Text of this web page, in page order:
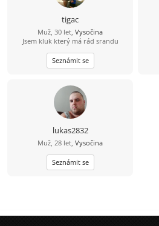
tigac
Muž, 30 let, Vysočina
Jsem kluk který má rád srandu
Seznámit se
lukas2832
Muž, 28 let, Vysočina
Seznámit se